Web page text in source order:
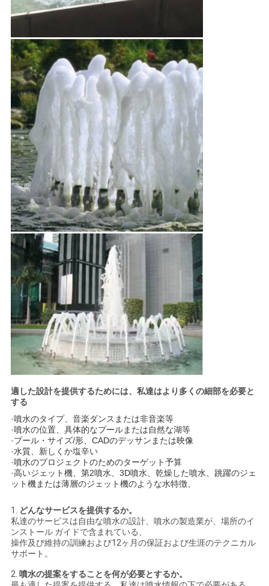
適した設計を提供するためには、私達はより多くの細部を必要と
する
·噴水のタイプ、音楽ダンスまたは非音楽等
·噴水の位置、具体的なプールまたは自然な湖等
·プール・サイズ/形、CADのデッサンまたは映像
·水質、新しくか塩辛い
·噴水のプロジェクトのためのターゲット予算
·高いジェット機、第2噴水、3D噴水、乾燥した噴水、跳躍のジェ
ット機または薄層のジェット機のような水特徴、
1.
どんなサービスを提供するか。
私達のサービスは自由な噴水の設計、噴水の製造業が、場所のイ
ンストール ガイドで含まれている、
操作及び維持の訓練および12ヶ月の保証および生涯のテクニカル
サポート。
2. 噴水の提案をすることを何が必要とするか。